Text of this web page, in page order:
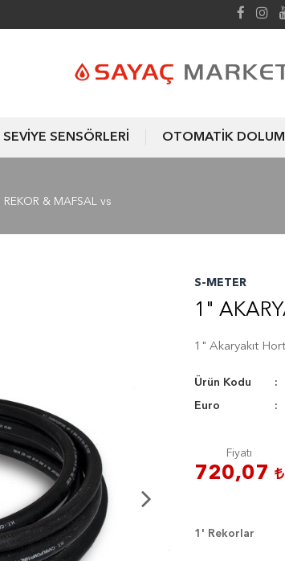
SEVİYE SENSÖRLERİ OTOMATİK DOLUM
REKOR & MAFSAL vs
S-METER
1"
1" Akaryakıt
Ürün Kodu
Euro
Fiyatı
720,07
1' Rekorlar